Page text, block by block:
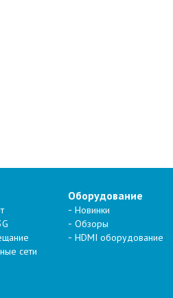
сети
Оборудование
Новинки
Обзоры
HDMI оборудование